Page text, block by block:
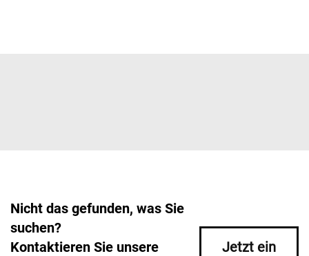
Nicht das gefunden, was Sie
suchen?
Kontaktieren Sie unsere
Jetzt ein